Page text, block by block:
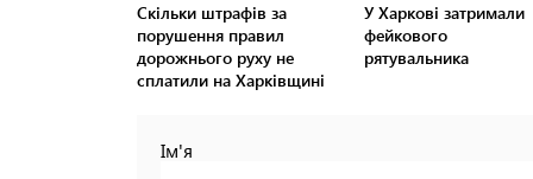
Скільки штрафів за
порушення правил
дорожнього руху не
сплатили на Харківщині
У Харкові затримали
фейкового
рятувальника
Ім'я